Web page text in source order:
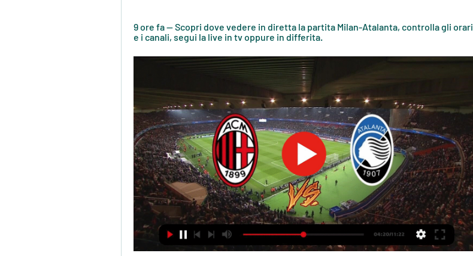
9 ore fa — Scopri dove vedere in diretta la partita Milan-Atalanta, controlla gli orari
e i canali, segui la live in tv oppure in differita.